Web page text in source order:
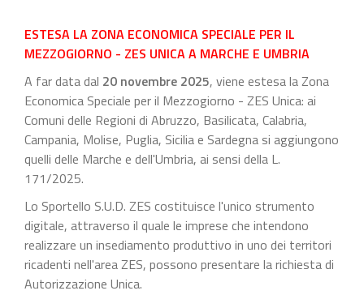
ESTESA LA ZONA ECONOMICA SPECIALE PER IL
MEZZOGIORNO - ZES UNICA A MARCHE E UMBRIA
A far data dal 20 novembre 2025, viene estesa la Zona
Economica Speciale per il Mezzogiorno - ZES Unica: ai
Comuni delle Regioni di Abruzzo, Basilicata, Calabria,
Campania, Molise, Puglia, Sicilia e Sardegna si aggiungono
quelli delle Marche e dell'Umbria, ai sensi della L.
171/2025.
Lo Sportello S.U.D. ZES costituisce l'unico strumento
digitale, attraverso il quale le imprese che intendono
realizzare un insediamento produttivo in uno dei territori
ricadenti nell'area ZES, possono presentare la richiesta di
Autorizzazione Unica.